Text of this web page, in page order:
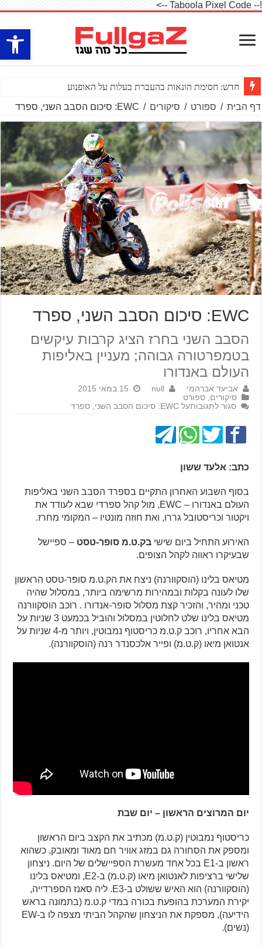
פתח
!-- Taboola Pixel Code -->
חדש: חסימת הונאות בהעברת בעלות על האופנוע
דף הבית / ספורט / סיקורים / EWC: סיכום הסבב השני, ספרד
EWC: סיכום הסבב השני, ספרד
הסבב השני בחרז הציג קרבות עיקשים
בטמפרטורה גבוהה; מעניין באליפות
העולם באנדורו
אביעד אברהמי null
15 במאי 2015
סיקורים,ספורט
סגור לתגובותעל EWC: סיכום הסבב השני, ספרד
כתב: אלעד ששון
בסוף השבוע האחרון התקיים בספרד הסבב השני באליפות
העולם באנדורו – EWC, מול קהל ספרדי שבא לעודד את
ויקטור וכריסטובל גררו, ואת חוזה מונטיו – המקומי מחרז.
האירוע התחיל ביום שישיבק.ט.מ סופר-טסט – ספיישל
שבעיקרו ראווה לקהל הצופים.
מטיאס בלינו (הוסקוורנה) ניצח את הק.ט.מ סופר-טסט הראשון
שלו לעונה בקלות ובמהירות מרשימה ביותר, במסלול שהיה
טכני ומהיר, והזכיר קצת מסלול סופר-אנדורו . רוכב הוסקוורנה
מטיאס בלינו שלט לחלוטין במסלול והוביל בכמעט 3 שניות על
הבא אחריו, רוכב ק.ט.מ כריסטוף נמבוטין, ויותר מ-4 שניות על
אנטואן מיאו (ק.ט.מ) ופייר אלכסנדר רנה (הוסקוורנה).
יום המרוצים הראשון – יום שבת
כריסטוף נמבוטין (ק.ט.מ) מכתיב את הקצב ביום הראשון
ומספק את הסחורה גם במזג אוויר חם מאוד ומאובק, כשהוא
ראשון ב-E1 בכל אחד מעשרת הספיישלים של היום. ניצחון
שלישי ברציפות לאנטואן מיאו (ק.ט.מ) ב-E2, ומטיאס בלינו
(הוסקוורנה) הוא האיש ששולט ב-E3. ליה סאנז הספרדייה,
יקירת המערכת בהופעת בכורה במדי ק.ט.מ (בתמונה בראש
הידיעה), מספקת את הניצחון שהקהל הביתי מצפה לו ב-EW
(נשים).